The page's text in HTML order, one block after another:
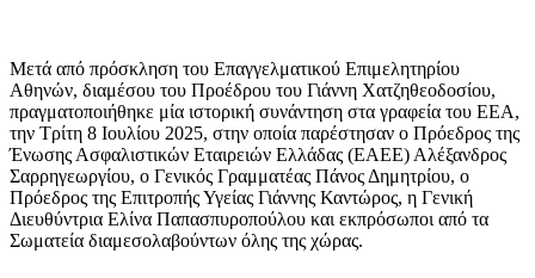
Μετά από πρόσκληση του Επαγγελματικού Επιμελητηρίου
Αθηνών, διαμέσου του Προέδρου του Γιάννη Χατζηθεοδοσίου,
πραγματοποιήθηκε μία ιστορική συνάντηση στα γραφεία του ΕΕΑ,
την Τρίτη 8 Ιουλίου 2025, στην οποία παρέστησαν ο Πρόεδρος της
Ένωσης Ασφαλιστικών Εταιρειών Ελλάδας (ΕΑΕΕ) Αλέξανδρος
Σαρρηγεωργίου, ο Γενικός Γραμματέας Πάνος Δημητρίου, ο
Πρόεδρος της Επιτροπής Υγείας Γιάννης Καντώρος, η Γενική
Διευθύντρια Ελίνα Παπασπυροπούλου και εκπρόσωποι από τα
Σωματεία διαμεσολαβούντων όλης της χώρας.